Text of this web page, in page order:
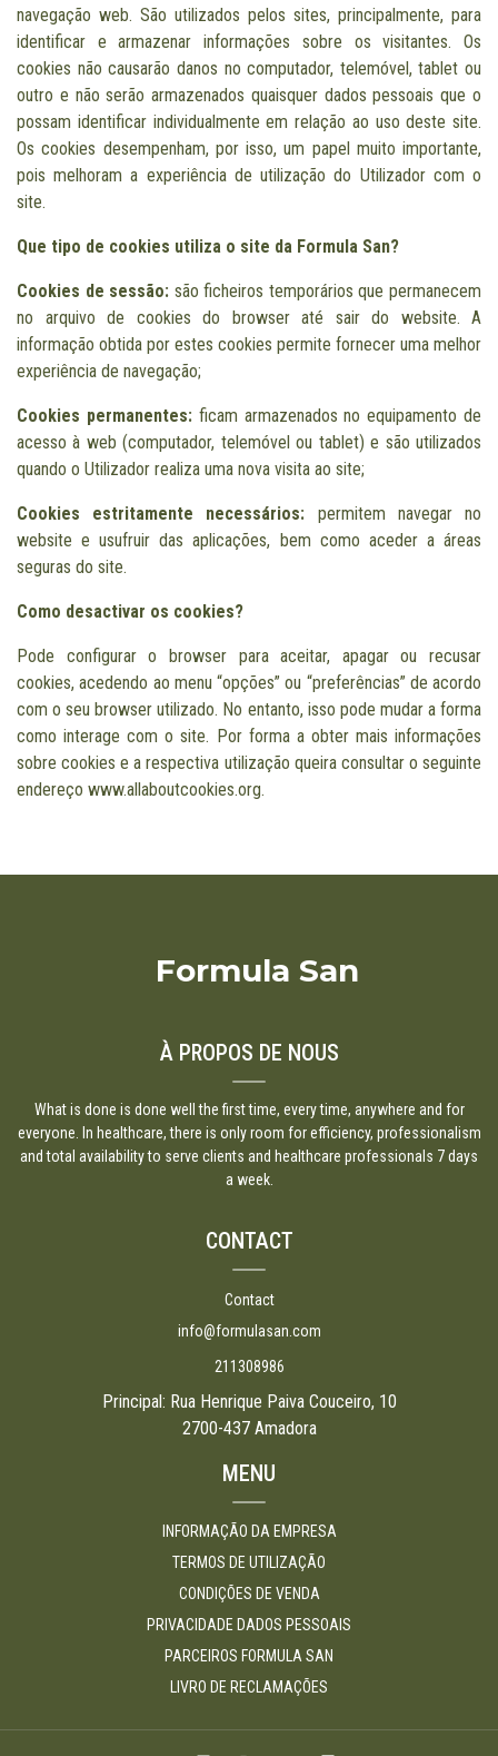
navegação web. São utilizados pelos sites, principalmente, para
identificar e armazenar informações sobre os visitantes. Os
cookies não causarão danos no computador, telemóvel, tablet ou
outro e não serão armazenados quaisquer dados pessoais que o
possam identificar individualmente em relação ao uso deste site.
Os cookies desempenham, por isso, um papel muito importante,
pois melhoram a experiência de utilização do Utilizador com o
site.
Que tipo de cookies utiliza o site da Formula San?
Cookies de sessão: são ficheiros temporários que permanecem
no arquivo de cookies do browser até sair do website. A
informação obtida por estes cookies permite fornecer uma melhor
experiência de navegação;
Cookies permanentes: ficam armazenados no equipamento de
acesso à web (computador, telemóvel ou tablet) e são utilizados
quando o Utilizador realiza uma nova visita ao site;
Cookies estritamente necessários: permitem navegar no
website e usufruir das aplicações, bem como aceder a áreas
seguras do site.
Como desactivar os cookies?
Pode configurar o browser para aceitar, apagar ou recusar
cookies, acedendo ao menu “opções” ou “preferências” de acordo
com o seu browser utilizado. No entanto, isso pode mudar a forma
como interage com o site. Por forma a obter mais informações
sobre cookies e a respectiva utilização queira consultar o seguinte
endereço www.allaboutcookies.org.
Formula San
À PROPOS DE NOUS
What is done is done well the first time, every time, anywhere and for
everyone. In healthcare, there is only room for efficiency, professionalism
and total availability to serve clients and healthcare professionals 7 days
a week.
CONTACT
Contact
info@formulasan.com
211308986
Principal: Rua Henrique Paiva Couceiro, 10
2700-437 Amadora
MENU
INFORMAÇÃO DA EMPRESA
TERMOS DE UTILIZAÇÃO
CONDIÇÕES DE VENDA
PRIVACIDADE DADOS PESSOAIS
PARCEIROS FORMULA SAN
LIVRO DE RECLAMAÇÕES